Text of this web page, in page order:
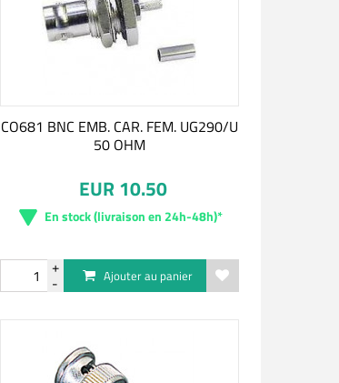
CO681 BNC EMB. CAR. FEM. UG290/U
50 OHM
EUR 10.50
En stock (livraison en 24h-48h)*
Ajouter au panier